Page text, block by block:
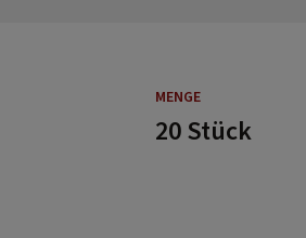
MENGE
20 Stück